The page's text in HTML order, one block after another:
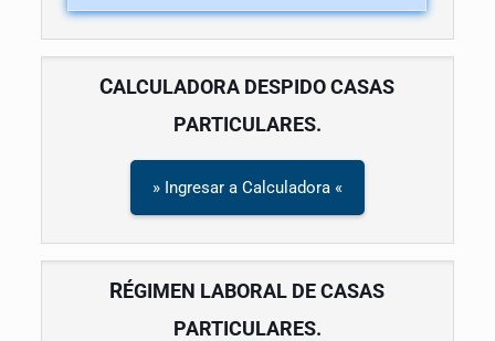
CALCULADORA DESPIDO CASAS
PARTICULARES.
» Ingresar a Calculadora «
RÉGIMEN LABORAL DE CASAS
PARTICULARES.